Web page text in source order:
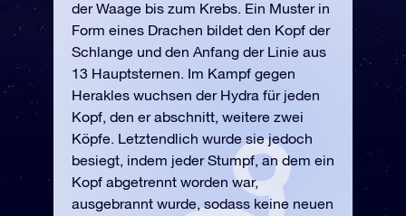
der Waage bis zum Krebs. Ein Muster in
Form eines Drachen bildet den Kopf der
Schlange und den Anfang der Linie aus
13 Hauptsternen. Im Kampf gegen
Herakles wuchsen der Hydra für jeden
Kopf, den er abschnitt, weitere zwei
Köpfe. Letztendlich wurde sie jedoch
besiegt, indem jeder Stumpf, an dem ein
Kopf abgetrennt worden war,
ausgebrannt wurde, sodass keine neuen